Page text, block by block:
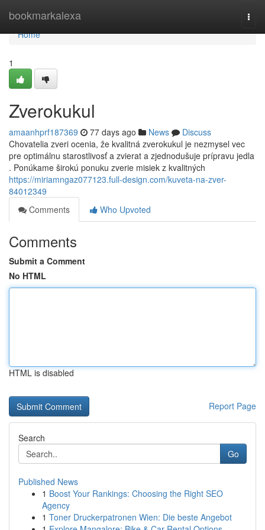
bookmarkalexa
Home
Home
1
Zverokukul
amaanhprf187369 77 days ago News
Discuss
Chovatelia zveri ocenia, že kvalitná zverokukul je nezmysel vec
pre optimálnu starostlivosť a zvierat a zjednodušuje prípravu jedla
. Ponúkame širokú ponuku zverie misiek z kvalitných
https://miriamngaz077123.full-design.com/kuveta-na-zver-
84012349
Comments
Who Upvoted
Comments
Submit a Comment
No HTML
HTML is disabled
Report Page
Search
Go
Published News
1 Boost Your Rankings: Choosing the Right SEO
Agency
1 Toner Druckerpatronen Wien: Die beste Angebot